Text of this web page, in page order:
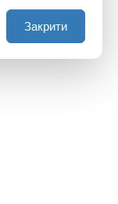
Закрити